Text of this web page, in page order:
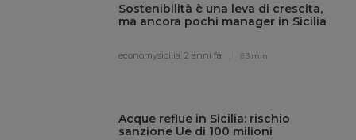
Sostenibilità è una leva di crescita,
ma ancora pochi manager in Sicilia
economysicilia,2 anni fa 3 min
Acque reflue in Sicilia: rischio
sanzione Ue di 100 milioni